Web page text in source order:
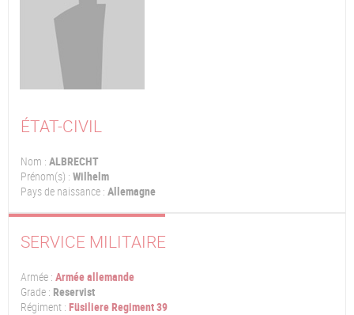
ÉTAT-CIVIL
Nom : ALBRECHT
Prénom(s) : Wilhelm
Pays de naissance : Allemagne
SERVICE MILITAIRE
Armée : Armée allemande
Grade : Reservist
Régiment : Füsiliere Regiment 39